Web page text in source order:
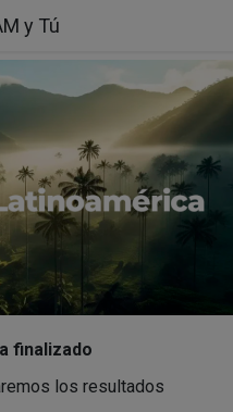
y Tú
finalizado
los resultados